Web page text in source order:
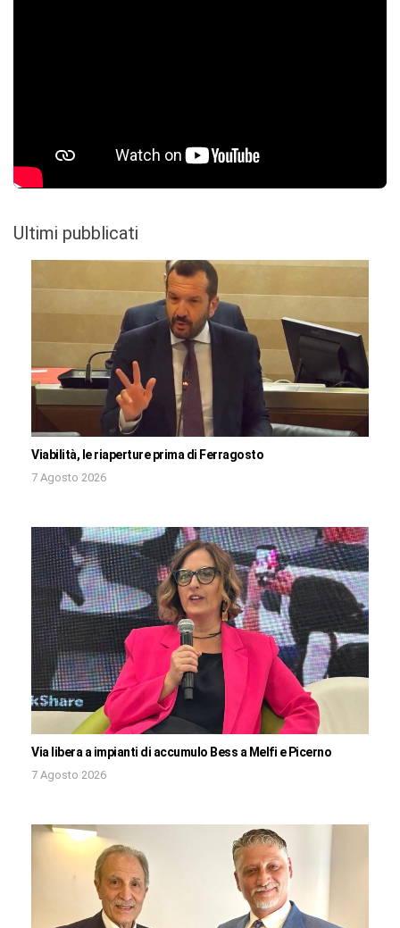
Ultimi pubblicati
Viabilità, le riaperture prima di Ferragosto
7 Agosto 2026
Via libera a impianti di accumulo Bess a Melfi e Picerno
7 Agosto 2026